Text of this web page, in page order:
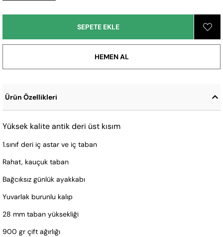
Ürün Özellikleri
Yüksek kalite antik deri üst kısım
1.sınıf deri iç astar ve iç taban
Rahat, kauçuk taban
Bağcıksız günlük ayakkabı
Yuvarlak burunlu kalıp
28 mm taban yüksekliği
900 gr çift ağırlığı